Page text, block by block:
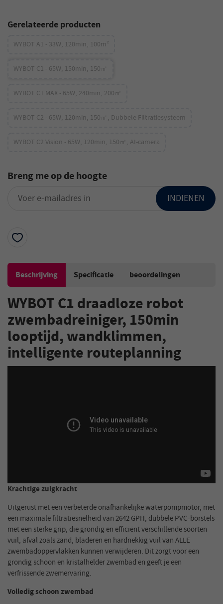
Gerelateerde producten
WYBOT A1 - 33W, 120min, 100m²
WYBOT C1 - 65W, 150min, 150㎡
WYBOT C1 MAX - 65W, 240min, 200㎡
WYBOT C2 - 65W, 120min, 150㎡, Dubbele Filtratiesysteem
WYBOT C2 Vision - 65W, 120min, 150㎡, AI-camera
Breng me op de hoogte
INDIENEN
Beschrijving Specificatie beoordelingen
WYBOT C1 draadloze robot
zwembadreiniger, 150min
looptijd, wandklimmen,
intelligente routeplanning
Krachtige zuigkracht
Uitgerust met een verbeterde onafhankelijke waterpompmotor, met
een maximale filtratiesnelheid van 2642 GPH, dubbele PVC-borstels
met een sterke grip, die grondig en efficiënt verschillende soorten
vuil, afval zoals zand, bladeren en hardnekkig vuil van ALLE
zwembadoppervlakken kunnen verwijderen. Dit zorgt voor een
grondig schoon en kristalhelder zwembad en geeft je een
verfrissende zwemervaring.
Volledig schoon zwembad